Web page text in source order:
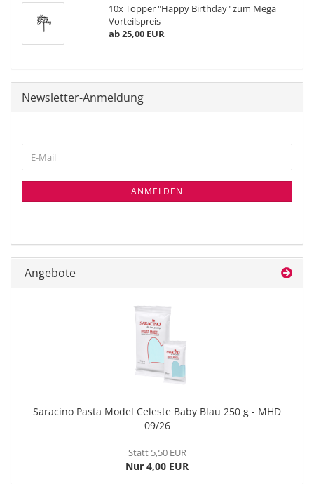
10x Topper "Happy Birthday" zum Mega
Vorteilspreis
ab 25,00 EUR
Newsletter-Anmeldung
ZUR
NEWSLETTER-
E-
Mail
ANMELDEN
Angebote
Saracino Pasta Model Celeste Baby Blau 250 g - MHD
09/26
Statt 5,50 EUR
Nur 4,00 EUR